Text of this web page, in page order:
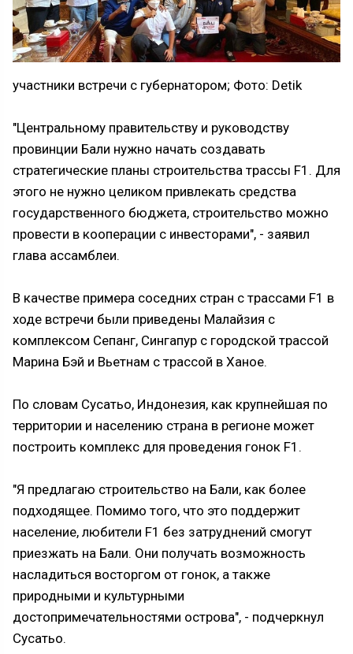
участники встречи с губернатором; Фото: Detik
"Центральному правительству и руководству
провинции Бали нужно начать создавать
стратегические планы строительства трассы F1. Для
этого не нужно целиком привлекать средства
государственного бюджета, строительство можно
провести в кооперации с инвесторами", - заявил
глава ассамблеи.
В качестве примера соседних стран с трассами F1 в
ходе встречи были приведены Малайзия с
комплексом Сепанг, Сингапур с городской трассой
Марина Бэй и Вьетнам с трассой в Ханое.
По словам Сусатьо, Индонезия, как крупнейшая по
территории и населению страна в регионе может
построить комплекс для проведения гонок F1.
"Я предлагаю строительство на Бали, как более
подходящее. Помимо того, что это поддержит
население, любители F1 без затруднений смогут
приезжать на Бали. Они получать возможность
насладиться восторгом от гонок, а также
природными и культурными
достопримечательностями острова", - подчеркнул
Сусатьо.